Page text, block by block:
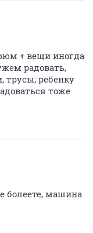
+ вещи иногда
радовать,
трусы; ребенку
тоже
болеете, машина